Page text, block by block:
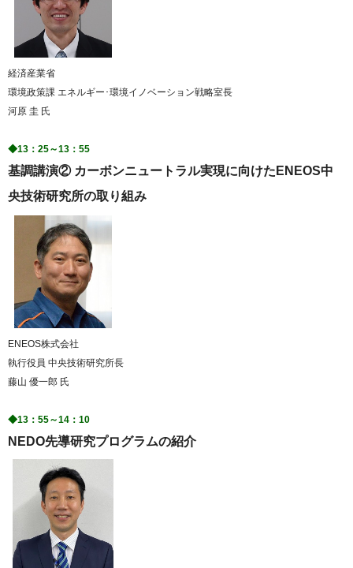
経済産業省
環境政策課 エネルギー･環境イノベーション戦略室長
河原 圭 氏
◆13：25～13：55
基調講演② カーボンニュートラル実現に向けたENEOS中
央技術研究所の取り組み
ENEOS株式会社
執行役員 中央技術研究所長
藤山 優一郎 氏
◆13：55～14：10
NEDO先導研究プログラムの紹介